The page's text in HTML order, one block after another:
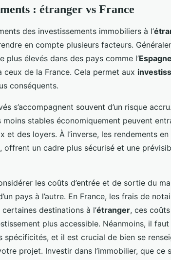
: étranger vs France
des investissements immobiliers à l’
en compte plusieurs facteurs.
élevés dans des pays comme l’Espagne
ceux de la France. Cela permet aux
conséquents.
s’accompagnent souvent d’un risque
moins stables économiquement peuvent
des loyers. À l’inverse, les rendements en
un cadre plus sécurisé et une
les coûts d’entrée et de sortie du
pays à l’autre. En France, les frais de
destinations à l’étranger, ces
plus accessible. Néanmoins, il
spécificités, et il est crucial de bien se
projet. Investir dans l’immobilier, que ce